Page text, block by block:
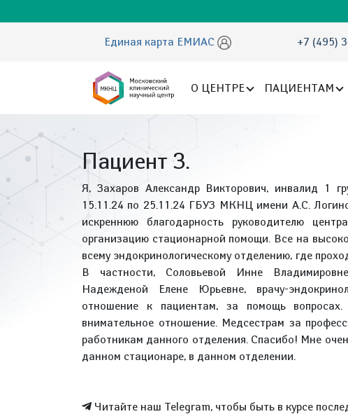
Единая карта ЕМИАС +7 (495)
О ЦЕНТРЕ ПАЦИЕНТАМ
Пациент З.
Я, Захаров Александр Викторович, инвалид 1
15.11.24 по 25.11.24 ГБУЗ МКНЦ имени А.С.
искреннюю благодарность руководителю
организацию стационарной помощи. Все на
всему эндокринологическому отделению, где
В частности, Соловьевой Инне
Надежденой Елене Юрьевне, врачу-
отношение к пациентам, за помощь
внимательное отношение. Медсестрам за
работникам данного отделения. Спасибо! Мне
данном стационаре, в данном отделении.
Читайте наш Telegram, чтобы быть в курсе